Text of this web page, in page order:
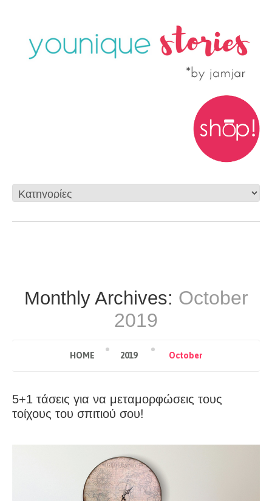
Monthly Archives: October
2019
HOME 2019 October
5+1 τάσεις για να μεταμορφώσεις τους
τοίχους του σπιτιού σου!